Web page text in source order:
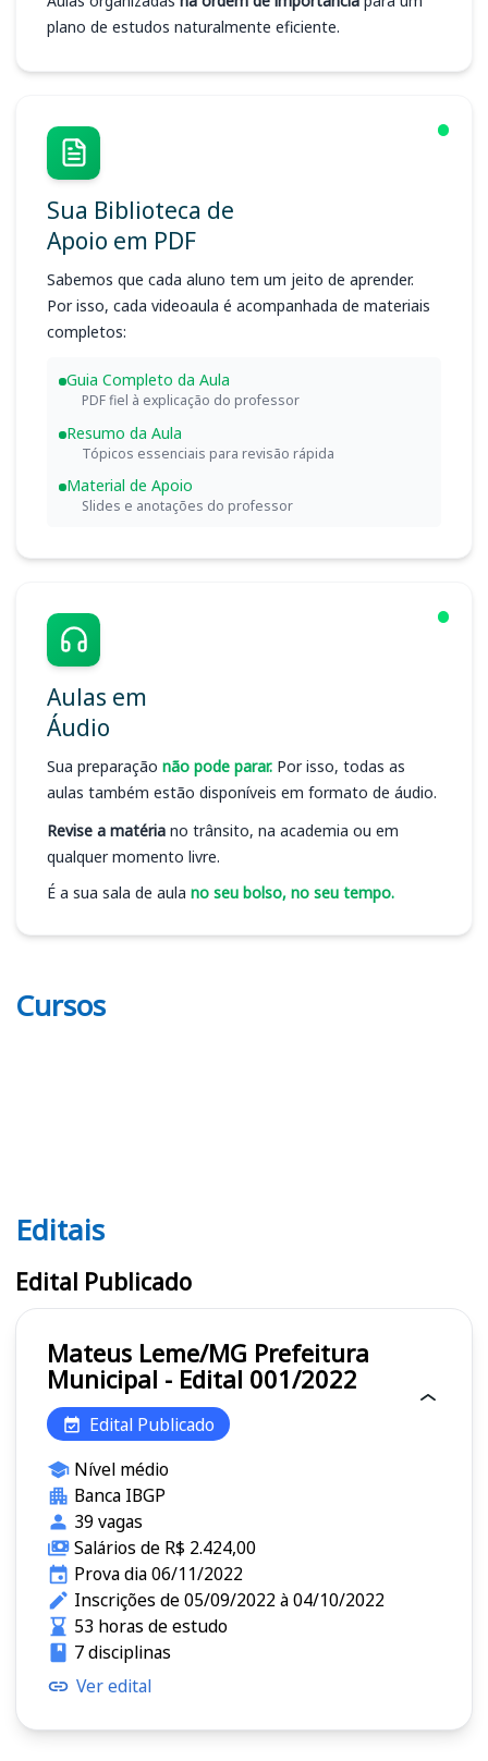
plano de estudos naturalmente eficiente.
Sua Biblioteca de
Apoio em PDF
Sabemos que cada aluno tem um jeito de aprender.
Por isso, cada videoaula é acompanhada de materiais
completos:
Guia Completo da Aula
PDF fiel à explicação do professor
Resumo da Aula
Tópicos essenciais para revisão rápida
Material de Apoio
Slides e anotações do professor
Aulas em
Áudio
Sua preparação não pode parar. Por isso, todas as
aulas também estão disponíveis em formato de áudio.
Revise a matéria no trânsito, na academia ou em
qualquer momento livre.
É a sua sala de aula no seu bolso, no seu tempo.
Cursos
Editais
Editais
Edital Publicado
Mateus Leme/MG Prefeitura
Municipal - Edital 001/2022
Edital Publicado
Nível médio
Banca IBGP
39 vagas
Salários de R$ 2.424,00
Prova dia 06/11/2022
Inscrições de 05/09/2022 à 04/10/2022
53 horas de estudo
7 disciplinas
Ver edital